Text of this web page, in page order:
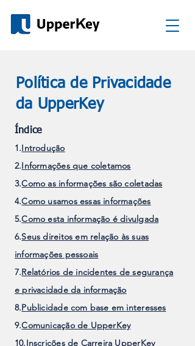
Política de Privacidade
da UpperKey
Índice
1.Introdução
2.Informações que coletamos
3.Como as informações são coletadas
4.Como usamos essas informações
5.Como esta informação é divulgada
6.Seus direitos em relação às suas
informações pessoais
7.Relatórios de incidentes de segurança
e privacidade da informação
8.Publicidade com base em interesses
9.Comunicação de UpperKey
10.Inscrições de Carreira UpperKey